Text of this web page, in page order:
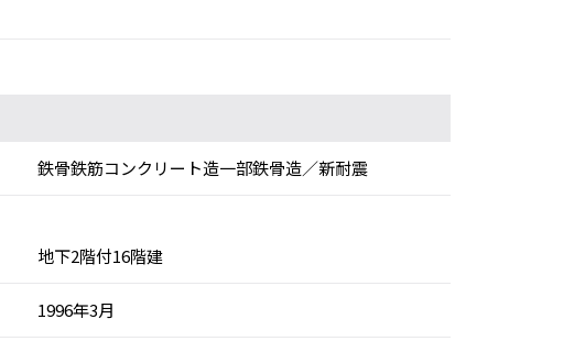
鉄骨鉄筋コンクリート造一部鉄骨造／新耐震
地下2階付16階建
1996年3月